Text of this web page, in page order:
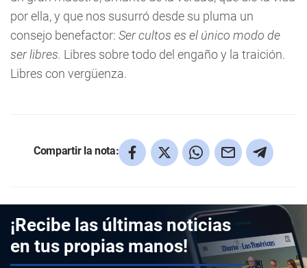
por ella, y que nos susurró desde su pluma un
consejo benefactor: Ser cultos es el único modo de
ser libres. Libres sobre todo del engaño y la traición.
Libres con vergüenza.
Compartir la nota:
¡Recibe las últimas noticias
en tus propias manos!